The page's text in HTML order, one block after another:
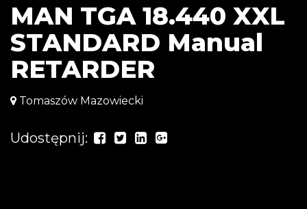
MAN TGA 18.440 XXL
STANDARD Manual
RETARDER
Tomaszów Mazowiecki
Udostępnij: